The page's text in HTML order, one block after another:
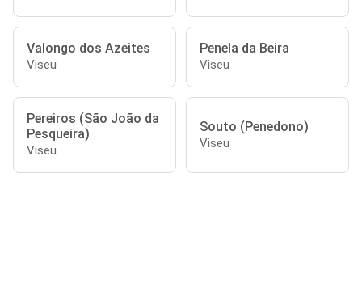
Valongo dos Azeites
Viseu
Penela da Beira
Viseu
Pereiros (São João da
Pesqueira)
Viseu
Souto (Penedono)
Viseu